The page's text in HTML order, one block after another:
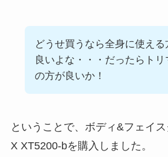
どうせ買うなら全身に使える
良いよな・・・だったらトリ
の方が良いか！
ということで、ボディ&フェイ
X XT5200-bを購入しました。